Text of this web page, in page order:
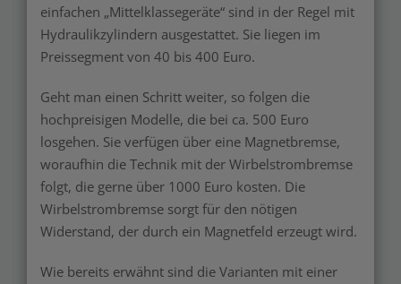
einfachen „Mittelklassegeräte“ sind in der Regel mit
Hydraulikzylindern ausgestattet. Sie liegen im
Preissegment von 40 bis 400 Euro.
Geht man einen Schritt weiter, so folgen die
hochpreisigen Modelle, die bei ca. 500 Euro
losgehen. Sie verfügen über eine Magnetbremse,
woraufhin die Technik mit der Wirbelstrombremse
folgt, die gerne über 1000 Euro kosten. Die
Wirbelstrombremse sorgt für den nötigen
Widerstand, der durch ein Magnetfeld erzeugt wird.
Wie bereits erwähnt sind die Varianten mit einer